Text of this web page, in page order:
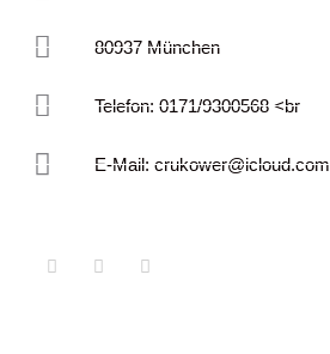
80937 München
Telefon: 0171/9300568 <br
E-Mail: crukower@icloud.com